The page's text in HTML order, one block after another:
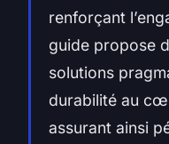
renforçant
guide propose
solutions
durabilité au
assurant ainsi